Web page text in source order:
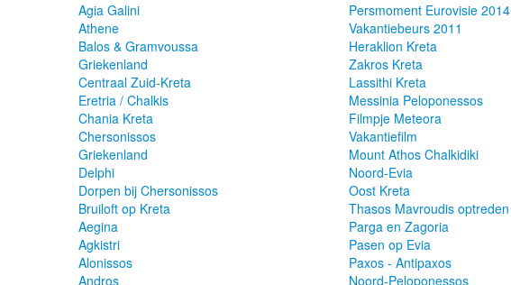
Agia Galini
Athene
Balos & Gramvoussa
Griekenland
Centraal Zuid-Kreta
Eretria / Chalkis
Chania Kreta
Chersonissos
Griekenland
Delphi
Dorpen bij Chersonissos
Bruiloft op Kreta
Aegina
Agkistri
Alonissos
Andros
Persmoment Eurovisie 2014
Vakantiebeurs 2011
Heraklion Kreta
Zakros Kreta
Lassithi Kreta
Messinia Peloponessos
Filmpje Meteora
Vakantiefilm
Mount Athos Chalkidiki
Noord-Evia
Oost Kreta
Thasos Mavroudis optreden
Parga en Zagoria
Pasen op Evia
Paxos - Antipaxos
Noord-Peloponessos